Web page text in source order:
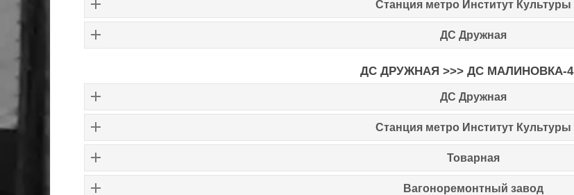
Станция метро Институт Культуры
ДС Дружная
ДС ДРУЖНАЯ >>> ДС МАЛИНОВКА-4
ДС Дружная
Станция метро Институт Культуры
Товарная
Вагоноремонтный завод